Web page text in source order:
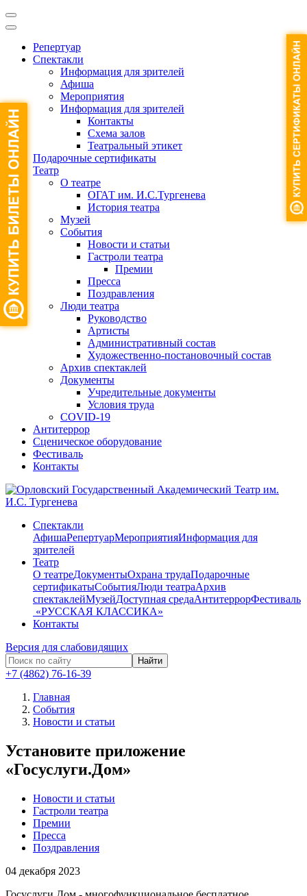
Репертуар
Спектакли
Информация для зрителей
Афиша
Мероприятия
Информация для зрителей
Контакты
Схема залов
Театральный этикет
Подарочные сертификаты
Театр
О театре
ОГАТ им. И.С.Тургенева
История театра
Музей
События
Новости и статьи
Гастроли театра
Премии
Пресса
Поздравления
Люди театра
Руководство
Артисты
Административный состав
Художественно-постановочный состав
Архив спектаклей
Документы
Учредительные документы
Условия труда
COVID-19
Антитеррор
Сценическое оборудование
Фестиваль
Контакты
Спектакли
АфишаРепертуарМероприятияИнформация для
зрителей
Театр
О театреДокументыОхрана трудаПодарочные
сертификатыСобытияЛюди театраАрхив
спектаклейМузейДоступная средаАнтитеррорФестиваль
​ «РУССКАЯ КЛАССИКА»
Контакты
Версия для слабовидящих
Найти
+7 (4862) 76-16-39
Главная
События
Новости и статьи
Установите приложение
«Госуслуги.Дом»
Новости и статьи
Гастроли театра
Премии
Пресса
Поздравления
04 декабря 2023